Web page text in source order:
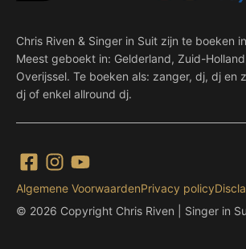
Chris Riven & Singer in Suit zijn te boeken
Meest geboekt in: Gelderland, Zuid-
Overijssel. Te boeken als: zanger, dj, dj en
dj of enkel allround dj.
© 2026 Copyright Chris Riven | Singer in
Algemene VoorwaardenPrivacy policy